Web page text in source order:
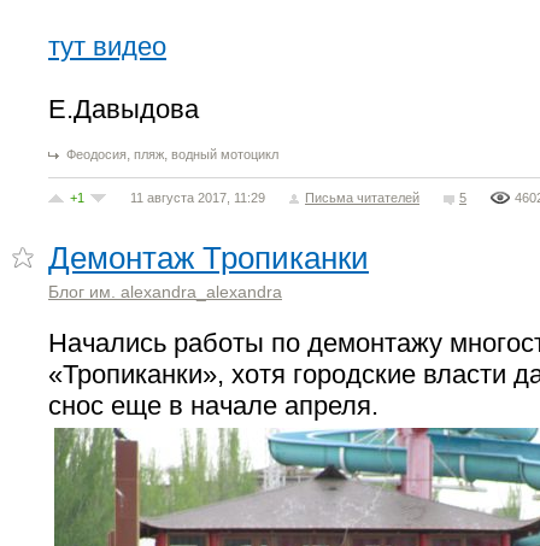
тут видео
Е.Давыдова
Феодосия, пляж, водный мотоцикл
+1 11 августа 2017, 11:29 Письма читателей 5
Демонтаж Тропиканки
Блог им. alexandra_alexandra
Начались работы по демонтажу
«Тропиканки», хотя городские власти
снос еще в начале апреля.